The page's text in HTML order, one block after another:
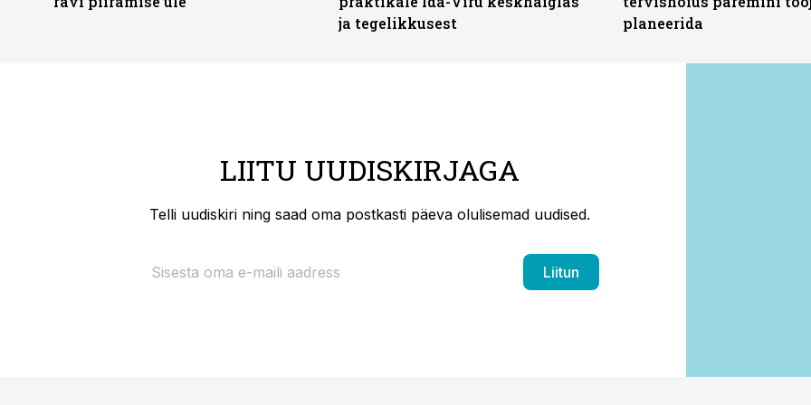
ja tegelikkusest
planeerida
LIITU UUDISKIRJAGA
Telli uudiskiri ning saad oma postkasti päeva olulisemad uudised.
Liitun